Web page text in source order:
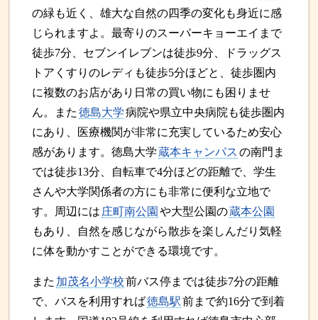
の緑も近く、雄大な自然の四季の変化も身近に感
じられますよ。最寄りのスーパーキョーエイまで
徒歩7分、セブンイレブンは徒歩9分、ドラッグス
トアくすりのレディも徒歩5分ほどと、徒歩圏内
に複数のお店があり日常の買い物にも困りませ
ん。また 徳島大学病院や県立中央病院も徒歩圏内
にあり、医療機関が非常に充実しているため安心
感があります。徳島大学蔵本キャンパス の南門ま
では徒歩13分、自転車で4分ほどの距離で、学生
さんや大学関係者の方にも非常に便利な立地で
す。周辺には 庄町南公園 や大型公園の蔵本公園
もあり、自然を感じながら散歩を楽しんだり気軽
に体を動かすことができる環境です。
また 加茂名小学校前バス停までは徒歩7分の距離
で、バスを利用すれば徳島駅前まで約16分で到着